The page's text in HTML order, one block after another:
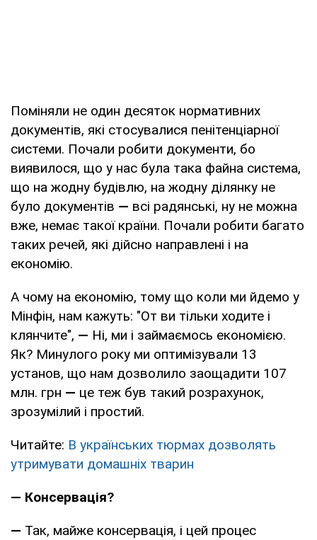
Поміняли не один десяток нормативних
документів, які стосувалися пенітенціарної
системи. Почали робити документи, бо
виявилося, що у нас була така файна система,
що на жодну будівлю, на жодну ділянку не
було документів — всі радянські, ну не можна
вже, немає такої країни. Почали робити багато
таких речей, які дійсно направлені і на
економію.
А чому на економію, тому що коли ми йдемо у
Мінфін, нам кажуть: "От ви тільки ходите і
клянчите", — Ні, ми і займаємось економією.
Як? Минулого року ми оптимізували 13
установ, що нам дозволило заощадити 107
млн. грн — це теж був такий розрахунок,
зрозумілий і простий.
Читайте: В українських тюрмах дозволять
утримувати домашніх тварин
— Консервація?
— Так, майже консервація, і цей процес